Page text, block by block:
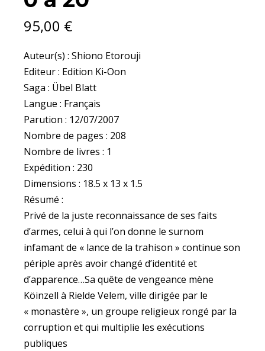
95,00 €
Auteur(s) : Shiono Etorouji
Editeur : Edition Ki-Oon
Saga : Übel Blatt
Langue : Français
Parution : 12/07/2007
Nombre de pages : 208
Nombre de livres : 1
Expédition : 230
Dimensions : 18.5 x 13 x 1.5
Résumé :
Privé de la juste reconnaissance de ses faits
d’armes, celui à qui l’on donne le surnom
infamant de « lance de la trahison » continue son
périple après avoir changé d’identité et
d’apparence…Sa quête de vengeance mène
Köinzell à Rielde Velem, ville dirigée par le
« monastère », un groupe religieux rongé par la
corruption et qui multiplie les exécutions
publiques